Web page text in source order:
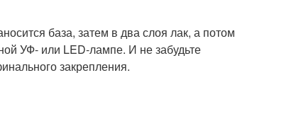
база, затем в два слоя лак, а потом
УФ- или LED-лампе. И не забудьте
закрепления.